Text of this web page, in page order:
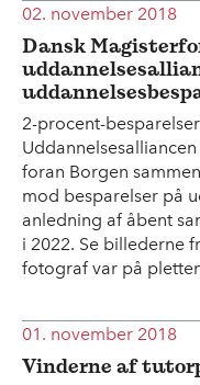
02. november 2018
Dansk
2-procent-
foran Borgen
mod besparelser på
anledning af åbent
i 2022. Se billederne
fotograf var på
01. november 2018
Vinderne af